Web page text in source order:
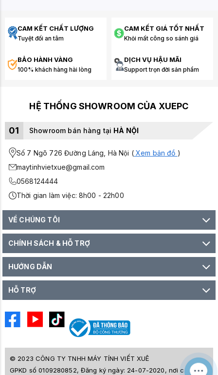
CAM KẾT CHẤT LƯỢNG
Tuyệt đối an tâm
CAM KẾT GIÁ TỐT NHẤT
Khỏi mất công so sánh giá
BẢO HÀNH VÀNG
100% khách hàng hài lòng
DỊCH VỤ HẬU MÃI
Support trọn đời sản phẩm
HỆ THỐNG SHOWROOM CỦA XUEPC
01 Showroom bán hàng tại HÀ NỘI
Số 7 Ngõ 726 Đường Láng, Hà Nội (Xem bản đồ )
maytinhvietxue@gmail.com
0568124444
Thời gian làm việc: 8h00 - 22h00
VỀ CHÚNG TÔI
CHÍNH SÁCH & HỖ TRỢ
HƯỚNG DẪN
HỖ TRỢ
© 2023 CÔNG TY TNHH MÁY TÍNH VIẾT XUÊ
GPKD số 0109280852, Đăng ký ngày: 24-07-2020, nơi cấp SỞ